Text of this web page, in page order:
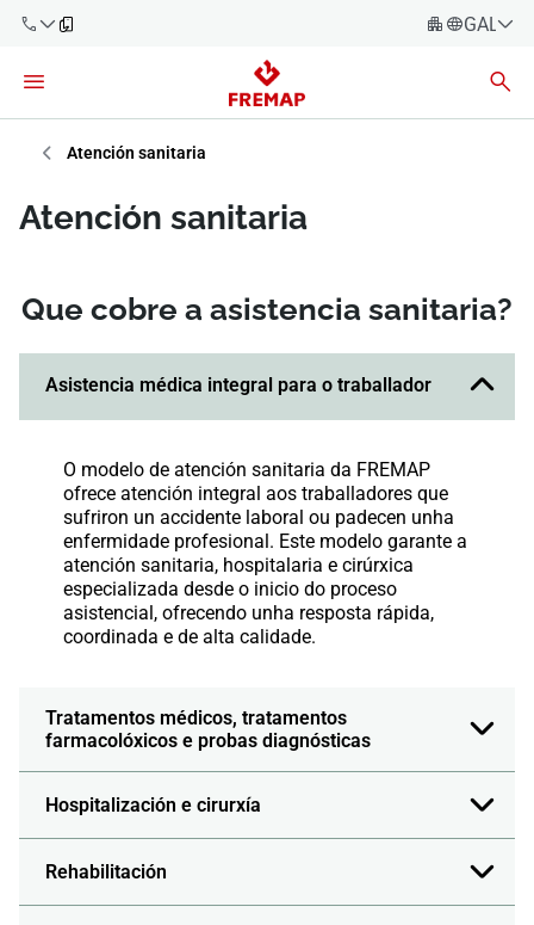
900 61 00
61
+34 91
919 61 61
900 61 00
61
Español
Asesorías
Traballadores
Autónomos
provedores
Atención sanitaria
Atención sanitaria
Que cobre a asistencia sanitaria?
Asistencia médica integral para o traballador
O modelo de atención sanitaria da FREMAP
ofrece atención integral aos traballadores que
sufriron un accidente laboral ou padecen unha
enfermidade profesional. Este modelo garante a
atención sanitaria, hospitalaria e cirúrxica
especializada desde o inicio do proceso
asistencial, ofrecendo unha resposta rápida,
coordinada e de alta calidade.
Tratamentos médicos, tratamentos
farmacolóxicos e probas diagnósticas
Hospitalización e cirurxía
Rehabilitación